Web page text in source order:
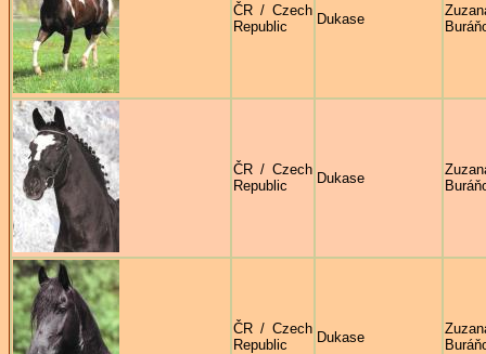
ČR / Czech
Republic
Dukase
ČR / Czech
Republic
Dukase
ČR / Czech
Republic
Dukase